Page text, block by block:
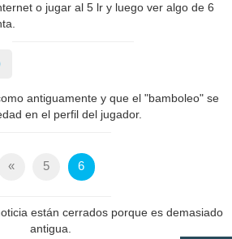
o jugar al 5 lr y luego ver algo de 6
antiguamente y que el "bamboleo" se
en el perfil del jugador.
« 5 6
están cerrados porque es demasiado
antigua.